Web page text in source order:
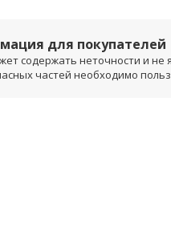
для покупателей
содержать неточности и не
частей необходимо